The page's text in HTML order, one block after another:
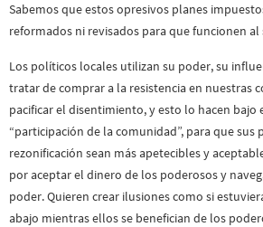
Sabemos que estos opresivos planes
reformados ni revisados para que funcionen
Los políticos locales utilizan su poder, su
tratar de comprar a la resistencia en nuestras
pacificar el disentimiento, y esto lo hacen bajo
“participación de la comunidad”, para que sus
rezonificación sean más apetecibles y
por aceptar el dinero de los poderosos y
poder. Quieren crear ilusiones como si
abajo mientras ellos se benefician de los